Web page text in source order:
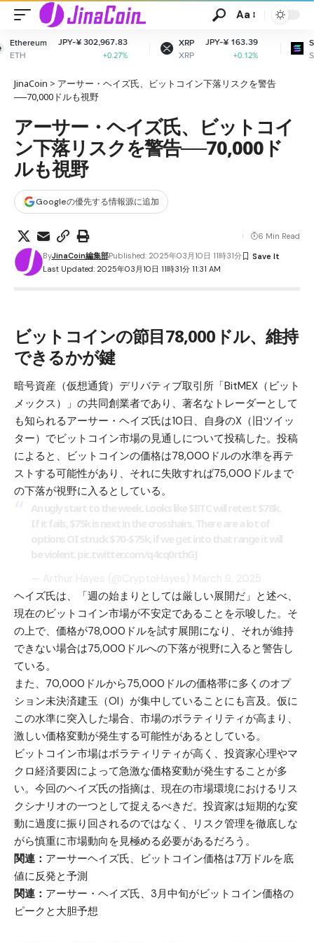
Aa
JPY-¥ 302,967.83
XRP
XRP
JPY-¥ 163.39
Solana
SOL
JinaCoin > アーサー・ヘイズ氏、ビットコイン下落リスクを警告
──70,000ドルも視野
アーサー・ヘイズ氏、ビットコイ
ン下落リスクを警告──70,000ド
ルも視野
Googleの優先する情報源に追加
Last Updated: 2025年03月10日 11時31分 11:31 AM
ByJinaCoin編集部Published: 2025年03月10日 11時31分
6 Min Read
ビットコインの節目78,000ドル、維持
できるかが鍵
暗号資産（仮想通貨）デリバティブ取引所「BitMEX（ビット
メックス）」の共同創業者であり、著名なトレーダーとして
も知られるアーサー・ヘイズ氏は10日、自身のX（旧ツイッ
ター）でビットコイン市場の見通しについて投稿した。投稿
によると、ビットコインの価格は78,000ドルの水準を再テ
ストする可能性があり、それに失敗すれば75,000ドルまで
の下落が視野に入るとしている。
ヘイズ氏は、「週の始まりとしては厳しい展開だ」と述べ、
現在のビットコイン市場が不安定であることを示唆した。そ
の上で、価格が78,000ドルを試す展開になり、それが維持
できない場合は75,000ドルへの下落が視野に入ると警告し
ている。
また、70,000ドルから75,000ドルの価格帯に多くのオプ
ション未決済建玉（OI）が集中していることにも言及。仮に
この水準に突入した場合、市場のボラティリティが高まり、
激しい価格変動が発生する可能性があるとしている。
ビットコイン市場はボラティリティが高く、投資家心理やマ
クロ経済要因によって急激な価格変動が発生することが多
い。今回のヘイズ氏の指摘は、現在の市場環境におけるリス
クシナリオの一つとして捉えるべきだ。投資家は短期的な変
動に過度に振り回されるのではなく、リスク管理を徹底しな
がら慎重に市場動向を見極める必要があるだろう。
関連： アーサーヘイズ氏、ビットコイン価格は7万ドルを底
値に反発と予測
関連： アーサー・ヘイズ氏、3月中旬がビットコイン価格の
ピークと大胆予想